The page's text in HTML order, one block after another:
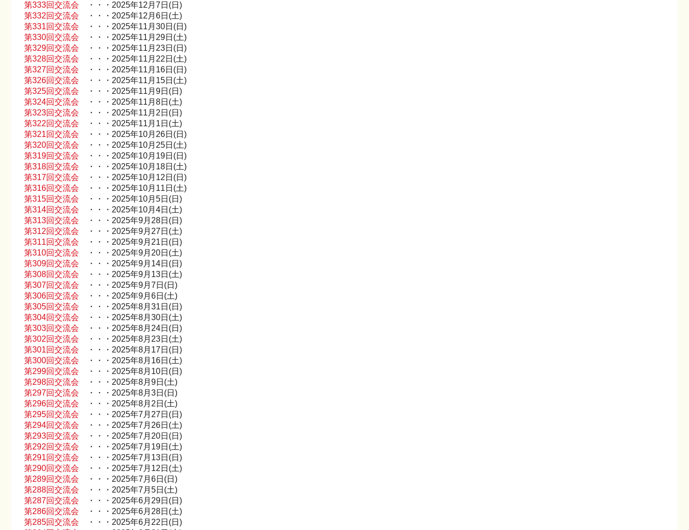
第333回交流会 ・・・2025年12月7日(日)
第332回交流会 ・・・2025年12月6日(土)
第331回交流会 ・・・2025年11月30日(日)
第330回交流会 ・・・2025年11月29日(土)
第329回交流会 ・・・2025年11月23日(日)
第328回交流会 ・・・2025年11月22日(土)
第327回交流会 ・・・2025年11月16日(日)
第326回交流会 ・・・2025年11月15日(土)
第325回交流会 ・・・2025年11月9日(日)
第324回交流会 ・・・2025年11月8日(土)
第323回交流会 ・・・2025年11月2日(日)
第322回交流会 ・・・2025年11月1日(土)
第321回交流会 ・・・2025年10月26日(日)
第320回交流会 ・・・2025年10月25日(土)
第319回交流会 ・・・2025年10月19日(日)
第318回交流会 ・・・2025年10月18日(土)
第317回交流会 ・・・2025年10月12日(日)
第316回交流会 ・・・2025年10月11日(土)
第315回交流会 ・・・2025年10月5日(日)
第314回交流会 ・・・2025年10月4日(土)
第313回交流会 ・・・2025年9月28日(日)
第312回交流会 ・・・2025年9月27日(土)
第311回交流会 ・・・2025年9月21日(日)
第310回交流会 ・・・2025年9月20日(土)
第309回交流会 ・・・2025年9月14日(日)
第308回交流会 ・・・2025年9月13日(土)
第307回交流会 ・・・2025年9月7日(日)
第306回交流会 ・・・2025年9月6日(土)
第305回交流会 ・・・2025年8月31日(日)
第304回交流会 ・・・2025年8月30日(土)
第303回交流会 ・・・2025年8月24日(日)
第302回交流会 ・・・2025年8月23日(土)
第301回交流会 ・・・2025年8月17日(日)
第300回交流会 ・・・2025年8月16日(土)
第299回交流会 ・・・2025年8月10日(日)
第298回交流会 ・・・2025年8月9日(土)
第297回交流会 ・・・2025年8月3日(日)
第296回交流会 ・・・2025年8月2日(土)
第295回交流会 ・・・2025年7月27日(日)
第294回交流会 ・・・2025年7月26日(土)
第293回交流会 ・・・2025年7月20日(日)
第292回交流会 ・・・2025年7月19日(土)
第291回交流会 ・・・2025年7月13日(日)
第290回交流会 ・・・2025年7月12日(土)
第289回交流会 ・・・2025年7月6日(日)
第288回交流会 ・・・2025年7月5日(土)
第287回交流会 ・・・2025年6月29日(日)
第286回交流会 ・・・2025年6月28日(土)
第285回交流会 ・・・2025年6月22日(日)